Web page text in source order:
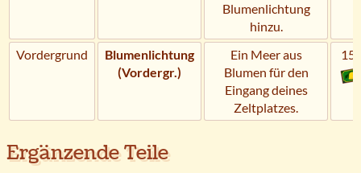
Blumenlichtung
hinzu.
Vordergrund
Blumenlichtung
(Vordergr.)
Ein Meer aus
Blumen für den
Eingang deines
Zeltplatzes.
Ergänzende Teile